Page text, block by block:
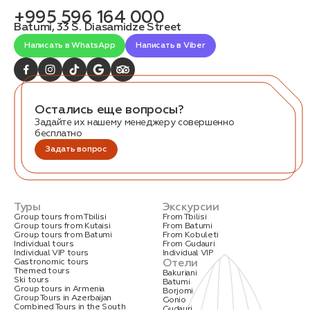
+995 596 164 000
Batumi, 33 S. Diasamidze Street
Написать в WhatsApp Написать в Viber
Остались еще вопросы?
Задайте их нашему менеджеру совершенно
бесплатно
Задать вопрос
Туры
Group tours from Tbilisi
Group tours from Kutaisi
Group tours from Batumi
Individual tours
Individual VIP tours
Gastronomic tours
Themed tours
Ski tours
Group tours in Armenia
Group Tours in Azerbaijan
Combined Tours in the South
Экскурсии
From Tbilisi
From Batumi
From Kobuleti
From Gudauri
Individual VIP
Отели
Bakuriani
Batumi
Borjomi
Gonio
Дата: 0
Кол-во человек:0
Оставить заявку
1. Выберите нужный автомобиль
2. Заполните форму